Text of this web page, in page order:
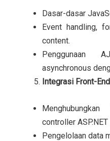
Dasar-dasar
Event handling,
content.
Penggunaan
asynchronous
Integrasi Front-
controller ASP.NET
Pengelolaan data